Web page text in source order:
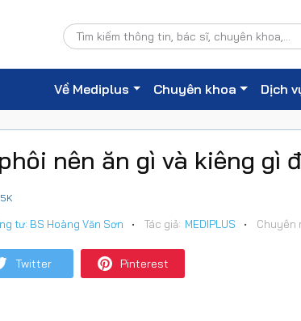
Về Mediplus Chuyên khoa Dịch
nên ăn gì và kiêng gì
tư: BS Hoàng Văn Sơn • Tác giả: MEDIPLUS • Chuyên
Twitter Pinterest